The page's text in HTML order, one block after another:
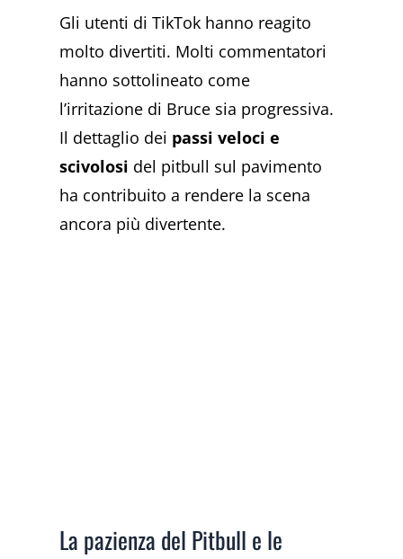
Gli utenti di TikTok hanno reagito
molto divertiti. Molti commentatori
hanno sottolineato come
l’irritazione di Bruce sia progressiva.
Il dettaglio dei passi veloci e
scivolosi del pitbull sul pavimento
ha contribuito a rendere la scena
ancora più divertente.
La pazienza del Pitbull e le